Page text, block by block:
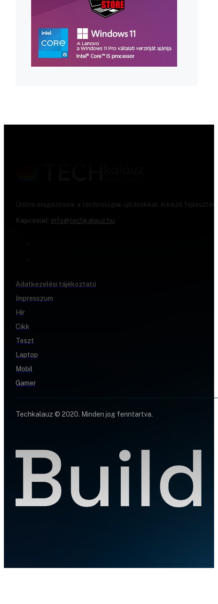
Online magazinunk a technológiai újításokkal, érkező
Kapcsolat: info@techkalauz.hu
Adatkezelési tájékoztató
Impresszum
Hír
Cikk
Teszt
Laptop
Mobil
Gamer
Techkalauz © 2020. Minden jog fenntartva.